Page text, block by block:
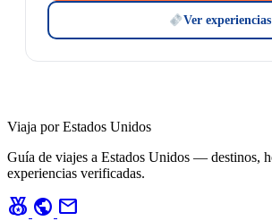
Ver experiencias
Viaja por Estados Unidos
Guía de viajes a Estados Unidos — destinos,
experiencias verificadas.
social_leaderboard public mail